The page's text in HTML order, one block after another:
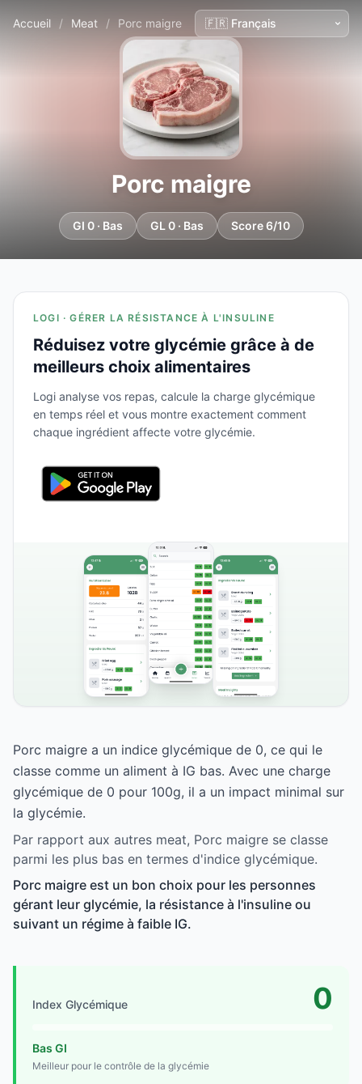
Accueil / Meat / Porc maigre
Porc maigre
GI 0 · Bas GL 0 · Bas Score 6/10
LOGI · GÉRER LA RÉSISTANCE À L'INSULINE
Réduisez votre glycémie grâce à de
meilleurs choix alimentaires
Logi analyse vos repas, calcule la charge glycémique
en temps réel et vous montre exactement comment
chaque ingrédient affecte votre glycémie.
Porc maigre a un indice glycémique de 0, ce qui le
classe comme un aliment à IG bas. Avec une charge
glycémique de 0 pour 100g, il a un impact minimal sur
la glycémie.
Par rapport aux autres meat, Porc maigre se classe
parmi les plus bas en termes d'indice glycémique.
Porc maigre est un bon choix pour les personnes
gérant leur glycémie, la résistance à l'insuline ou
suivant un régime à faible IG.
Index Glycémique 0
Bas GI
Meilleur pour le contrôle de la glycémie